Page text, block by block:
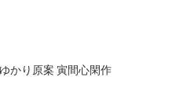
かり原案 寅間心閑作